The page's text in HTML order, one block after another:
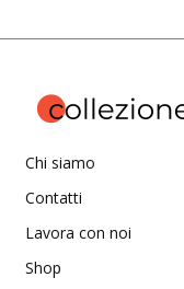
Chi siamo
Contatti
Lavora con noi
Shop